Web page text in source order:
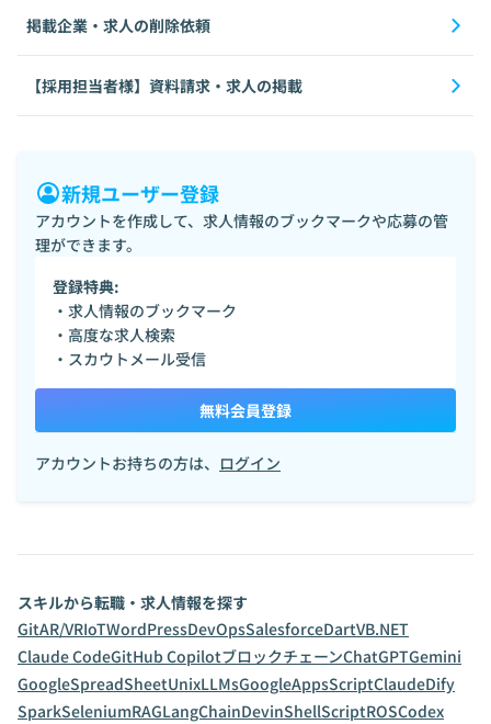
掲載企業・求人の削除依頼
【採用担当者様】資料請求・求人の掲載
新規ユーザー登録
アカウントを作成して、求人情報のブックマークや応募の管
理ができます。
登録特典:
・求人情報のブックマーク
・高度な求人検索
・スカウトメール受信
無料会員登録
アカウントお持ちの方は、 ログイン
スキルから転職・求人情報を探す
GitAR/VRIoTWordPressDevOpsSalesforceDartVB.NET
Claude CodeGitHub CopilotブロックチェーンChatGPTGemini
GoogleSpreadSheetUnixLLMsGoogleAppsScriptClaudeDify
SparkSeleniumRAGLangChainDevinShellScriptROSCodex